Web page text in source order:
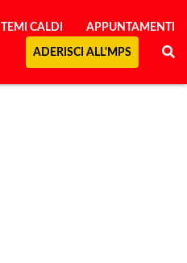
TEMI CALDI APPUNTAMENTI
ADERISCI ALL'MPS